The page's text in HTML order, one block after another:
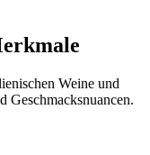
Weine und
Geschmacksnuancen.